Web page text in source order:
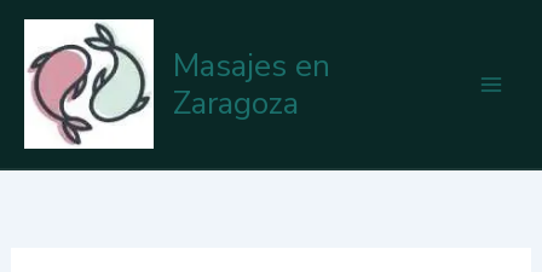
contenido
Masajes en
Zaragoza